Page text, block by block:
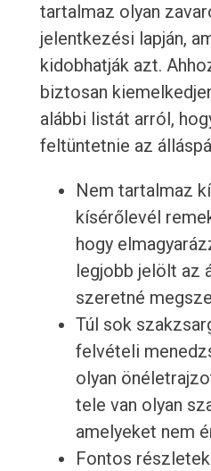
tartalmaz olyan
jelentkezési lapján,
kidobhatják azt.
biztosan
alábbi listát arról,
feltüntetnie az
Nem tartalmaz
kísérőlevél
hogy
legjobb jelölt az
szeretné
Túl sok
felvételi
olyan
tele van olyan
amelyeket nem
Fontos részletek